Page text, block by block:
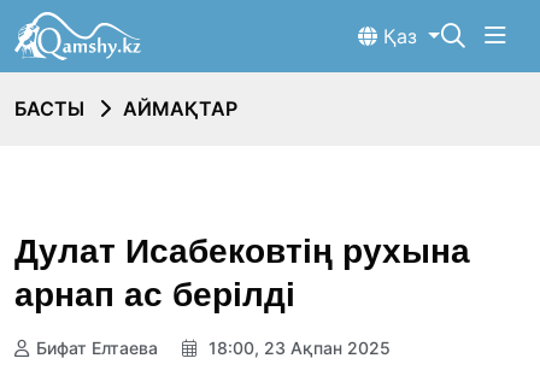
Қаз
БАСТЫ АЙМАҚТАР
Дулат Исабековтің рухына
арнап ас берілді
Бифат Елтаева 18:00, 23 Ақпан 2025